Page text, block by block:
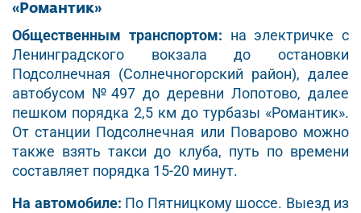
«Романтик»
Общественным транспортом: на электричке с
Ленинградского вокзала до остановки
Подсолнечная (Солнечногорский район), далее
автобусом №497 до деревни Лопотово, далее
пешком порядка 2,5 км до турбазы «Романтик».
От станции Подсолнечная или Поварово можно
также взять такси до клуба, путь по времени
составляет порядка 15-20 минут.
На автомобиле: По Пятницкому шоссе. Выезд из